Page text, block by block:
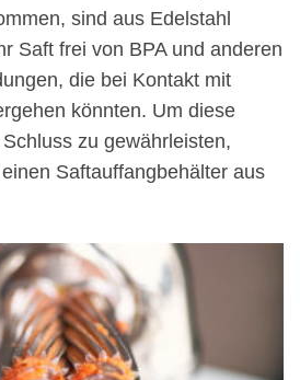
sind aus Edelstahl
Saft frei von BPA und anderen
die bei Kontakt mit
könnten. Um diese
zu gewährleisten,
Saftauffangbehälter aus